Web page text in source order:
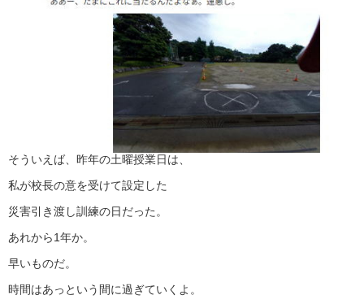
そういえば、昨年の土曜授業日は、
私が校長の意を受けて設定した
災害引き渡し訓練の日だった。
あれから1年か。
早いものだ。
時間はあっという間に過ぎていくよ。